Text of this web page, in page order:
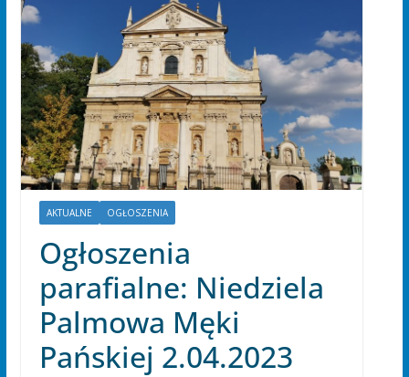
AKTUALNE OGŁOSZENIA
Ogłoszenia
parafialne: Niedziela
Palmowa Męki
Pańskiej 2.04.2023